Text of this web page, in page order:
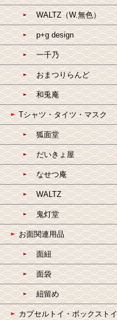
WALTZ（W.無色）
p+g design
一千乃
おまつりらんど
和兎庵
Tシャツ・タイツ・マスク
狐面堂
だいきょ屋
なせつ庵
WALTZ
鬼灯堂
お面関連用品
面紐
面袋
紐留め
カプセルトイ・ボックストイ